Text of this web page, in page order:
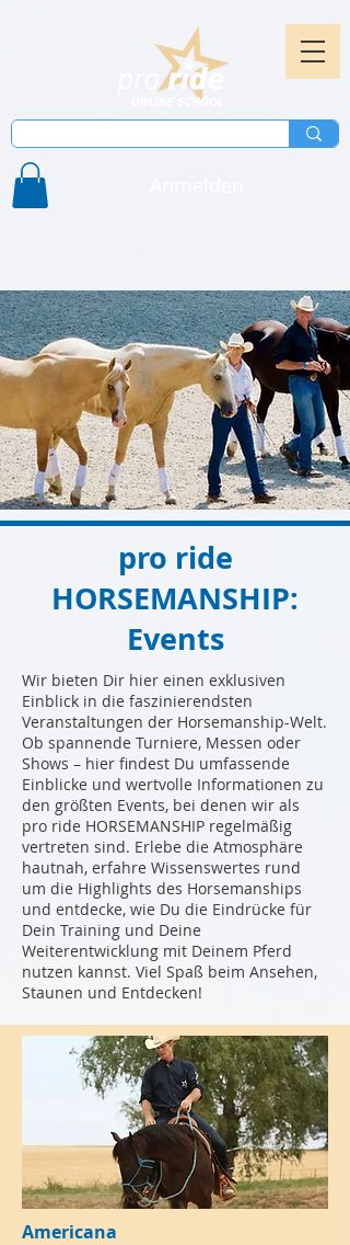
pro ride
HORSEMANSHIP:
Events
Wir bieten Dir hier einen exklusiven
Einblick in die faszinierendsten
Veranstaltungen der Horsemanship-Welt.
Ob spannende Turniere, Messen oder
Shows – hier findest Du umfassende
Einblicke und wertvolle Informationen zu
den größten Events, bei denen wir als
pro ride HORSEMANSHIP regelmäßig
vertreten sind. Erlebe die Atmosphäre
hautnah, erfahre Wissenswertes rund
um die Highlights des Horsemanships
und entdecke, wie Du die Eindrücke für
Dein Training und Deine
Weiterentwicklung mit Deinem Pferd
nutzen kannst. Viel Spaß beim Ansehen,
Staunen und Entdecken!
Americana